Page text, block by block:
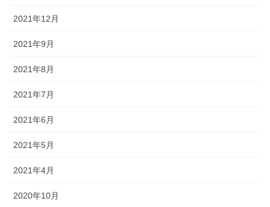
2021年12月
2021年9月
2021年8月
2021年7月
2021年6月
2021年5月
2021年4月
2020年10月